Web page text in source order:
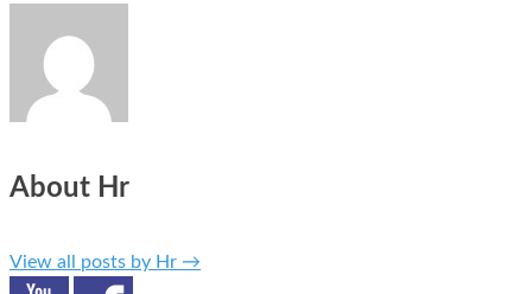
About Hr
View all posts by Hr →